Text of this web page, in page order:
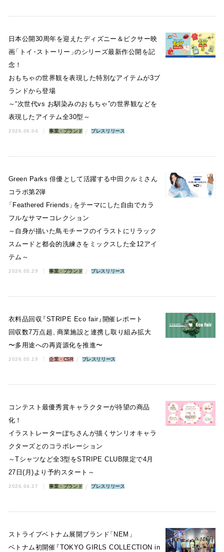
日本公開30周年を迎えたディズニー＆ピクサー映
画「 トイ・ストーリー 」のシリーズ最新作公開を記
念！
おもちゃの世界観を表現した特別なアイテムが3ブ
ランドから登場
～“次世代vs お馴染みのおもちゃ”の世界観などを
表現したアイテム全30型～
2026.06.04 事業・ブランド プレスリリース
Green Parks 俳優として活躍する中田クルミさん
コラボ第2弾
「 Feathered Friends 」をテーマにした自由でカラ
フルなサマーコレクション
～自身が描いた鳥モチーフのイラストにリラック
スムードと都会的洗練さをミックスした全12アイ
テム～
2026.05.29 事業・ブランド プレスリリース
衣料品回収『STRIPE Eco fair』開催レポート
回収数7万点超、商業施設と連携し取り組み拡大
〜多用途への再資源化を推進〜
2026.05.19 企業・CSR プレスリリース
コンテスト最優秀賞キャラクターが待望の商品
化！
イラストレーターぽちさんが描くサンリオキャラ
クターズとのコラボレーション
～Tシャツなど全3型をSTRIPE CLUB限定で4月
27日(月)より予約スタート～
2026.04.27 事業・ブランド プレスリリース
ストライプベトナム展開ブランド「 NEM 」
ベトナム初開催『TOKYO GIRLS COLLECTION in